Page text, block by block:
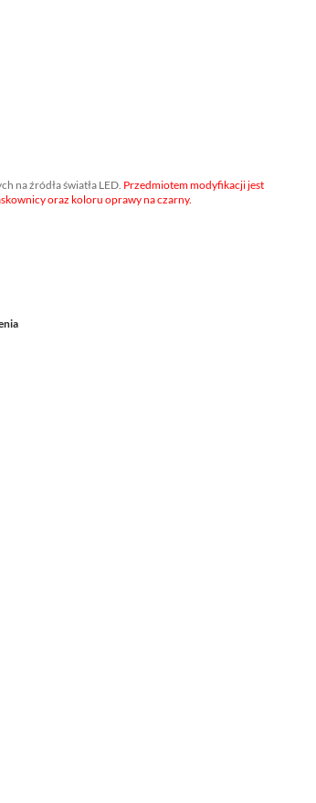
na źródła światła LED. Przedmiotem modyfikacji jest
oraz koloru oprawy na czarny.